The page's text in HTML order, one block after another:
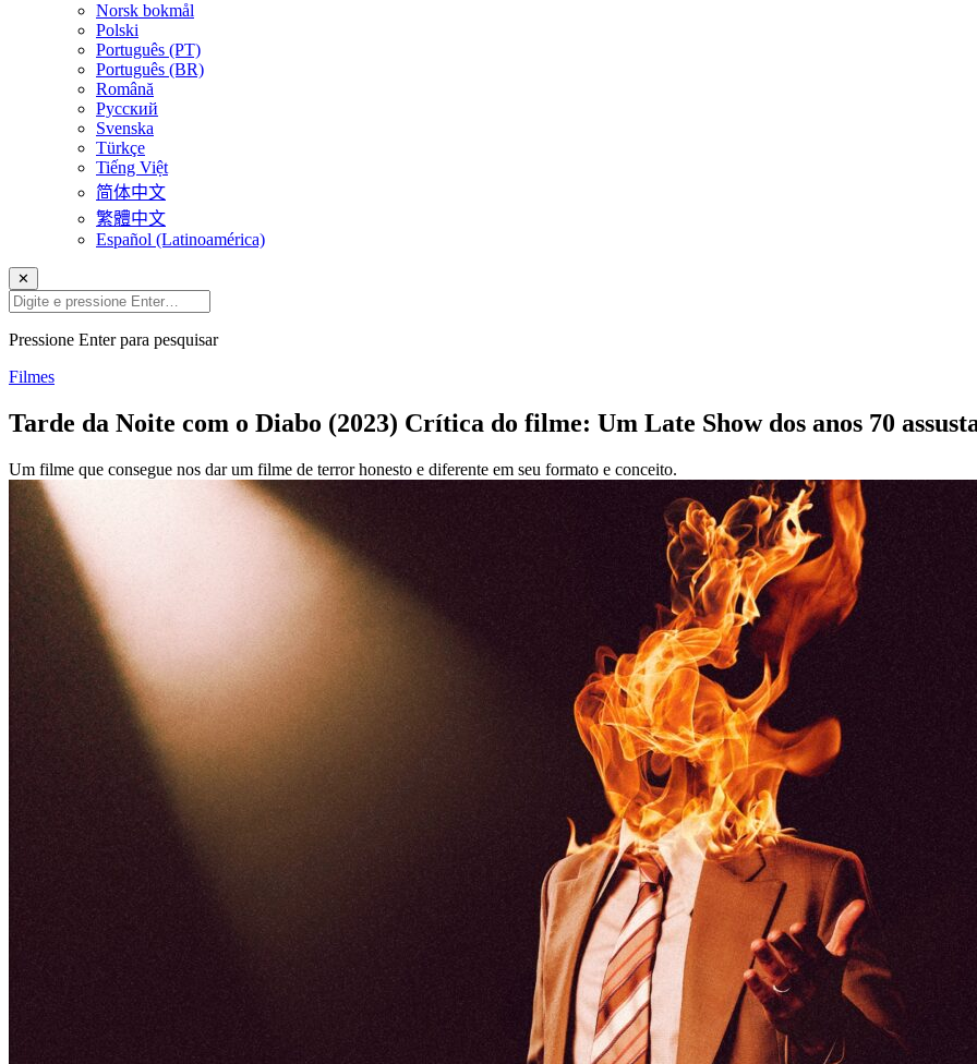
Norsk bokmål
Polski
Português (PT)
Português (BR)
Română
Русский
Svenska
Türkçe
Tiếng Việt
简体中文
繁體中文
Español (Latinoamérica)
✕
Pressione Enter para pesquisar
Filmes
Tarde da Noite com o Diabo (2023) Crítica do filme: Um Late Show dos anos 70
Um filme que consegue nos dar um filme de terror honesto e diferente em seu formato e conceito.